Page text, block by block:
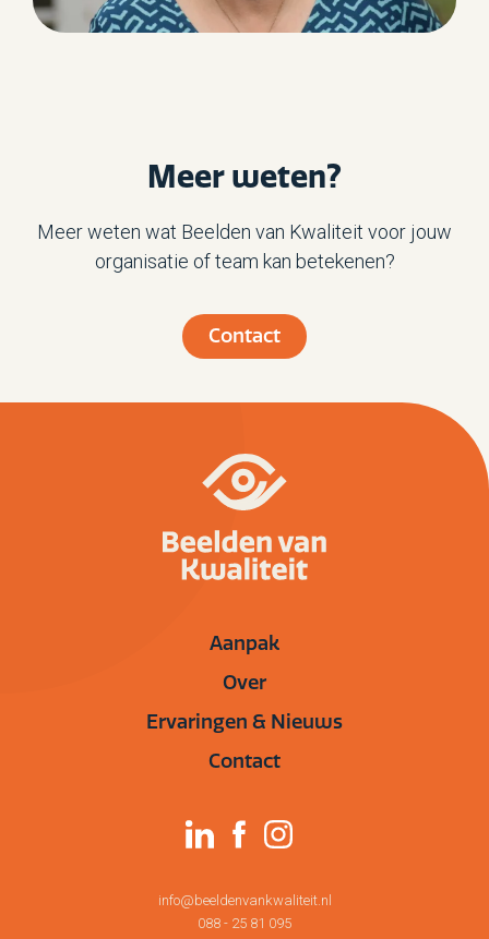
Meer weten?
Meer weten wat Beelden van Kwaliteit voor jouw
organisatie of team kan betekenen?
Contact
Aanpak
Over
Ervaringen & Nieuws
Contact
info@beeldenvankwaliteit.nl
088 - 25 81 095